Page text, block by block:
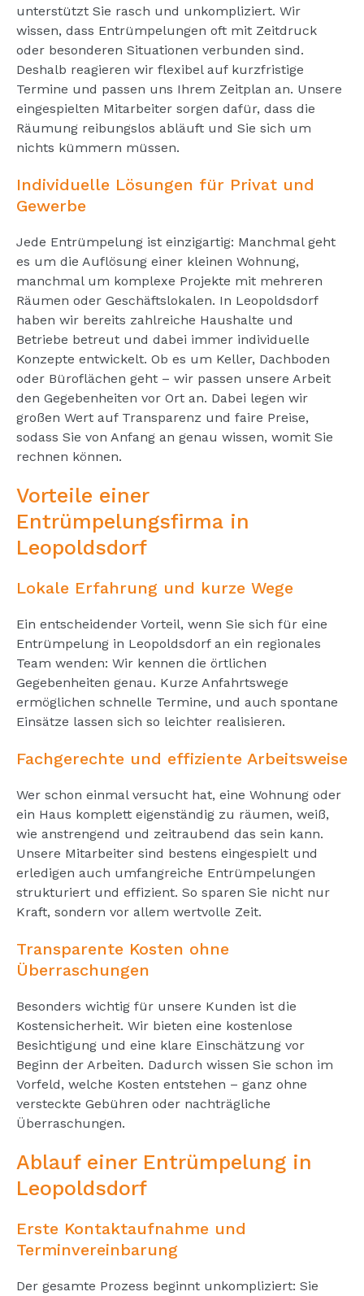
unterstützt Sie rasch und unkompliziert. Wir
wissen, dass Entrümpelungen oft mit Zeitdruck
oder besonderen Situationen verbunden sind.
Deshalb reagieren wir flexibel auf kurzfristige
Termine und passen uns Ihrem Zeitplan an. Unsere
eingespielten Mitarbeiter sorgen dafür, dass die
Räumung reibungslos abläuft und Sie sich um
nichts kümmern müssen.
Individuelle Lösungen für Privat und
Gewerbe
Jede Entrümpelung ist einzigartig: Manchmal geht
es um die Auflösung einer kleinen Wohnung,
manchmal um komplexe Projekte mit mehreren
Räumen oder Geschäftslokalen. In Leopoldsdorf
haben wir bereits zahlreiche Haushalte und
Betriebe betreut und dabei immer individuelle
Konzepte entwickelt. Ob es um Keller, Dachboden
oder Büroflächen geht – wir passen unsere Arbeit
den Gegebenheiten vor Ort an. Dabei legen wir
großen Wert auf Transparenz und faire Preise,
sodass Sie von Anfang an genau wissen, womit Sie
rechnen können.
Vorteile einer
Entrümpelungsfirma in
Leopoldsdorf
Lokale Erfahrung und kurze Wege
Ein entscheidender Vorteil, wenn Sie sich für eine
Entrümpelung in Leopoldsdorf an ein regionales
Team wenden: Wir kennen die örtlichen
Gegebenheiten genau. Kurze Anfahrtswege
ermöglichen schnelle Termine, und auch spontane
Einsätze lassen sich so leichter realisieren.
Fachgerechte und effiziente Arbeitsweise
Wer schon einmal versucht hat, eine Wohnung oder
ein Haus komplett eigenständig zu räumen, weiß,
wie anstrengend und zeitraubend das sein kann.
Unsere Mitarbeiter sind bestens eingespielt und
erledigen auch umfangreiche Entrümpelungen
strukturiert und effizient. So sparen Sie nicht nur
Kraft, sondern vor allem wertvolle Zeit.
Transparente Kosten ohne
Überraschungen
Besonders wichtig für unsere Kunden ist die
Kostensicherheit. Wir bieten eine kostenlose
Besichtigung und eine klare Einschätzung vor
Beginn der Arbeiten. Dadurch wissen Sie schon im
Vorfeld, welche Kosten entstehen – ganz ohne
versteckte Gebühren oder nachträgliche
Überraschungen.
Ablauf einer Entrümpelung in
Leopoldsdorf
Erste Kontaktaufnahme und
Terminvereinbarung
Der gesamte Prozess beginnt unkompliziert: Sie